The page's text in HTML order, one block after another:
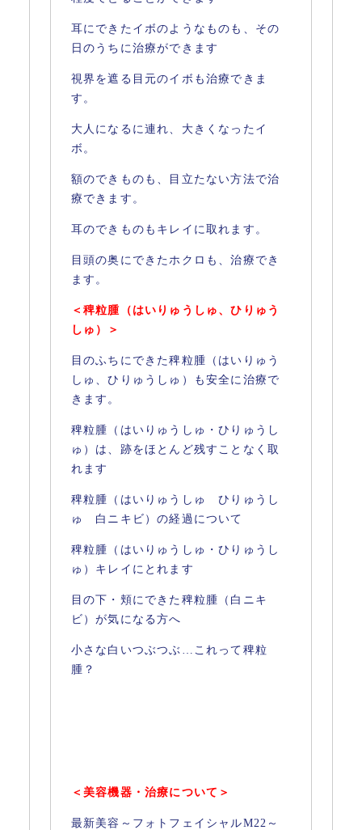
耳にできたイボのようなものも、その
日のうちに治療ができます
視界を遮る目元のイボも治療できま
す。
大人になるに連れ、大きくなったイ
ボ。
額のできものも、目立たない方法で治
療できます。
耳のできものもキレイに取れます。
目頭の奥にできたホクロも、治療でき
ます。
＜稗粒腫（はいりゅうしゅ、ひりゅう
しゅ）＞
目のふちにできた稗粒腫（はいりゅう
しゅ、ひりゅうしゅ）も安全に治療で
きます。
稗粒腫（はいりゅうしゅ・ひりゅうし
ゅ）は、跡をほとんど残すことなく取
れます
稗粒腫（はいりゅうしゅ ひりゅうし
ゅ 白ニキビ）の経過について
稗粒腫（はいりゅうしゅ・ひりゅうし
ゅ）キレイにとれます
目の下・頬にできた稗粒腫（白ニキ
ビ）が気になる方へ
小さな白いつぶつぶ…これって稗粒
腫？
＜美容機器・治療について＞
最新美容～フォトフェイシャルM22～